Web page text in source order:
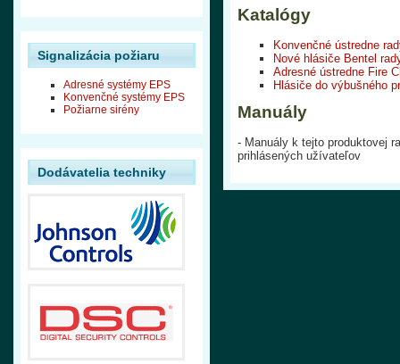
Signalizácia požiaru
Adresné systémy EPS
Konvenčné systémy EPS
Požiarne sirény
Dodávatelia techniky
Katalógy
Konvenčné ústredne
Nové hlásiče Bentel
Adresné ústredne Fire
Hlásiče do výbušného
Manuály
- Manuály k tejto produktovej
prihlásených užívateľov